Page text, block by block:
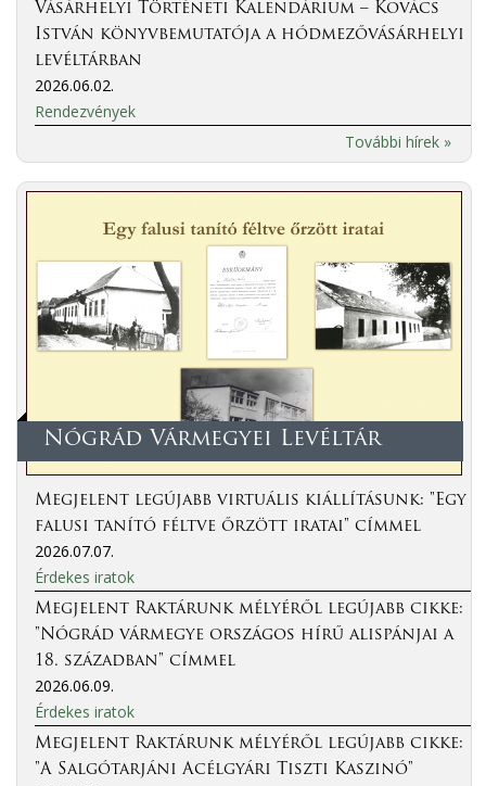
Vásárhelyi Történeti Kalendárium – Kovács
István könyvbemutatója a hódmezővásárhelyi
levéltárban
2026.06.02.
Rendezvények
További hírek »
Nógrád Vármegyei Levéltár
Megjelent legújabb virtuális kiállításunk: "Egy
falusi tanító féltve őrzött iratai" címmel
2026.07.07.
Érdekes iratok
Megjelent Raktárunk mélyéről legújabb cikke:
"Nógrád vármegye országos hírű alispánjai a
18. században" címmel
2026.06.09.
Érdekes iratok
Megjelent Raktárunk mélyéről legújabb cikke:
"A Salgótarjáni Acélgyári Tiszti Kaszinó"